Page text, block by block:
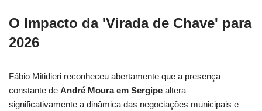
O Impacto da 'Virada de Chave' para
2026
Fábio Mitidieri reconheceu abertamente que a presença
constante de André Moura em Sergipe altera
significativamente a dinâmica das negociações municipais e